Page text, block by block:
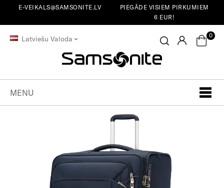
E-VEIKALS@SAMSONITE.LV
PIEGĀDE VISIEM PIRKUMIEM
6 EUR!
Latviešu Valoda 0
MENU